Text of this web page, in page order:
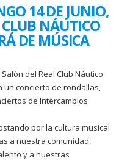
14 DE JUNIO,
CLUB NÁUTICO
DE MÚSICA
del Real Club Náutico
un concierto de rondallas,
de Intercambios
por la cultura musical
a nuestra comunidad,
y a nuestras